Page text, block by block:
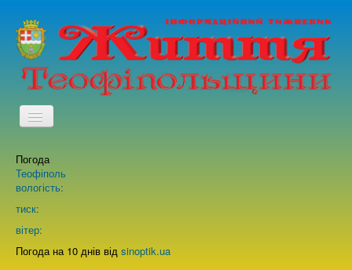
TPL_PROTOSTAR_TOGGLE_MENU
Про нас
Погода
Теофіполь
вологість:
тиск:
вітер:
Погода на 10 днів від sinoptik.ua